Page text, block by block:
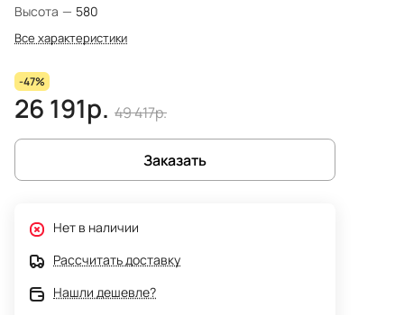
Высота — 580
Все характеристики
-47%
26 191р. 49 417р.
Заказать
Нет в наличии
Рассчитать доставку
Нашли дешевле?